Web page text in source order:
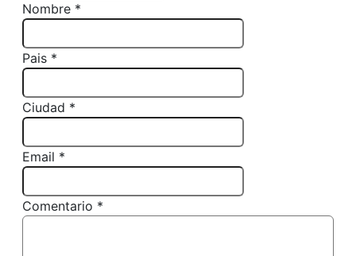
Nombre *
Pais *
Ciudad *
Email *
Comentario *